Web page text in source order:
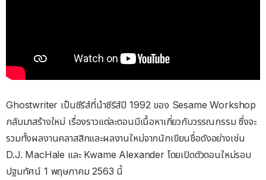
Ghostwriter เป็นซีรีส์ที่นำซีรีส์ปี 1992 ของ Sesame Workshop
กลับมาสร้างใหม่ เรื่องราวแต่ละตอนมีเนื้อหาเกี่ยวกับวรรณกรรม ซึ่งจะ
รวมทั้งผลงานคลาสสิกและผลงานใหม่จากนักเขียนชื่อดังอย่างเช่น
D.J. MacHale และ Kwame Alexander โดยเปิดตัวตอนใหม่รอบ
ปฐมทัศน์ 1 พฤษภาคม 2563 นี้